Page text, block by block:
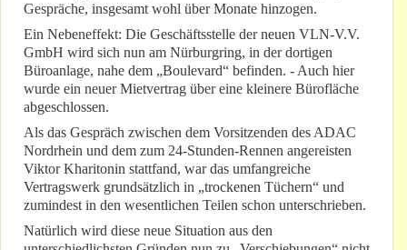
Gespräche, insgesamt wohl über Monate hinzogen.
Ein Nebeneffekt: Die Geschäftsstelle der neuen VLN-V.V.
GmbH wird sich nun am Nürburgring, in der dortigen
Büroanlage, nahe dem „Boulevard“ befinden. - Auch hier
wurde ein neuer Mietvertrag über eine kleinere Bürofläche
abgeschlossen.
Als das Gespräch zwischen dem Vorsitzenden des ADAC
Nordrhein und dem zum 24-Stunden-Rennen angereisten
Viktor Kharitonin stattfand, war das umfangreiche
Vertragswerk grundsätzlich in „trockenen Tüchern“ und
zumindest in den wesentlichen Teilen schon unterschrieben.
Natürlich wird diese neue Situation aus den